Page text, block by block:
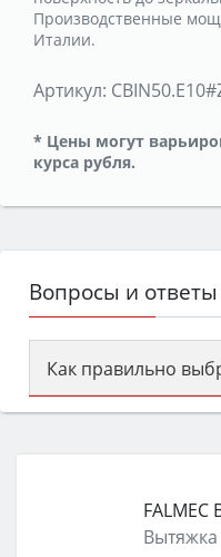
Производственные
Италии.
Артикул:
* Цены могут
курса рубля.
Вопросы и ответы
Как правильно
Сначала
затем смотрите на
функции
защита от детей).
FALMEC